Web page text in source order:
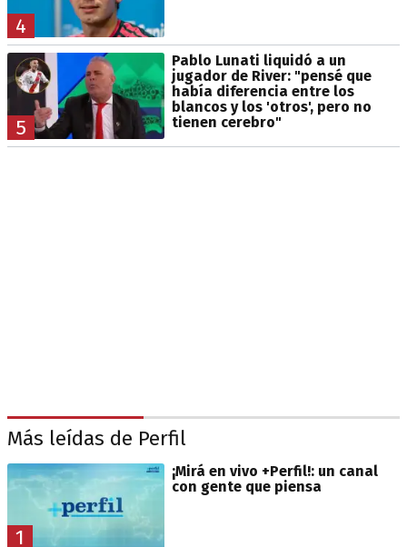
4
5
Pablo Lunati liquidó a un
jugador de River: "pensé que
había diferencia entre los
blancos y los 'otros', pero no
tienen cerebro"
Más leídas de Perfil
1
¡Mirá en vivo +Perfil!: un canal
con gente que piensa